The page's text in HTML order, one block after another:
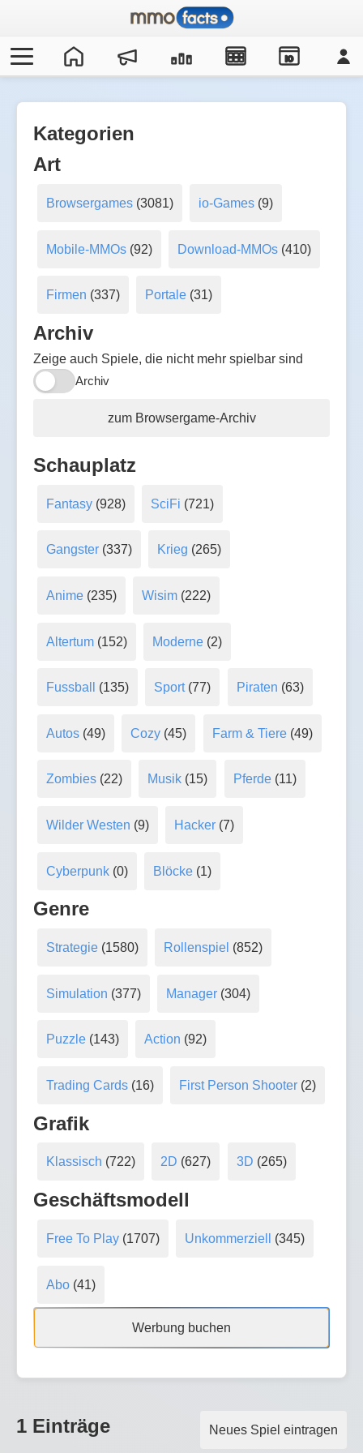
IO
Kategorien
Art
Browsergames(3081) io-Games (9)
Mobile-MMOs(92) Download-MMOs (410)
Firmen (337) Portale (31)
Archiv
Zeige auch Spiele, die nicht mehr spielbar sind
Archiv
zum Browsergame-Archiv
Schauplatz
Fantasy(928) SciFi (721)
Gangster(337) Krieg (265)
Anime(235) Wisim (222)
Altertum(152) Moderne (2)
Fussball (135) Sport(77) Piraten (63)
Autos(49) Cozy (45) Farm & Tiere(49)
Zombies(22) Musik (15) Pferde(11)
Wilder Westen (9) Hacker (7)
Cyberpunk(0) Blöcke (1)
Genre
Strategie(1580) Rollenspiel (852)
Simulation (377) Manager (304)
Puzzle(143) Action (92)
Trading Cards(16) First Person Shooter (2)
Grafik
Klassisch (722) 2D (627) 3D (265)
Geschäftsmodell
Free To Play(1707) Unkommerziell (345)
Abo(41)
Werbung buchen
Neues Spiel eintragen
1 Einträge